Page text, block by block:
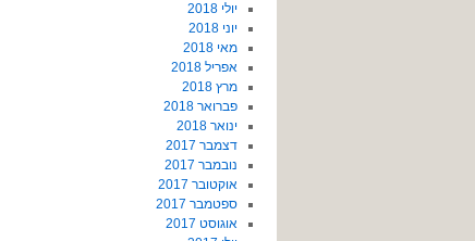
יולי 2018
יוני 2018
מאי 2018
אפריל 2018
מרץ 2018
פברואר 2018
ינואר 2018
דצמבר 2017
נובמבר 2017
אוקטובר 2017
ספטמבר 2017
אוגוסט 2017